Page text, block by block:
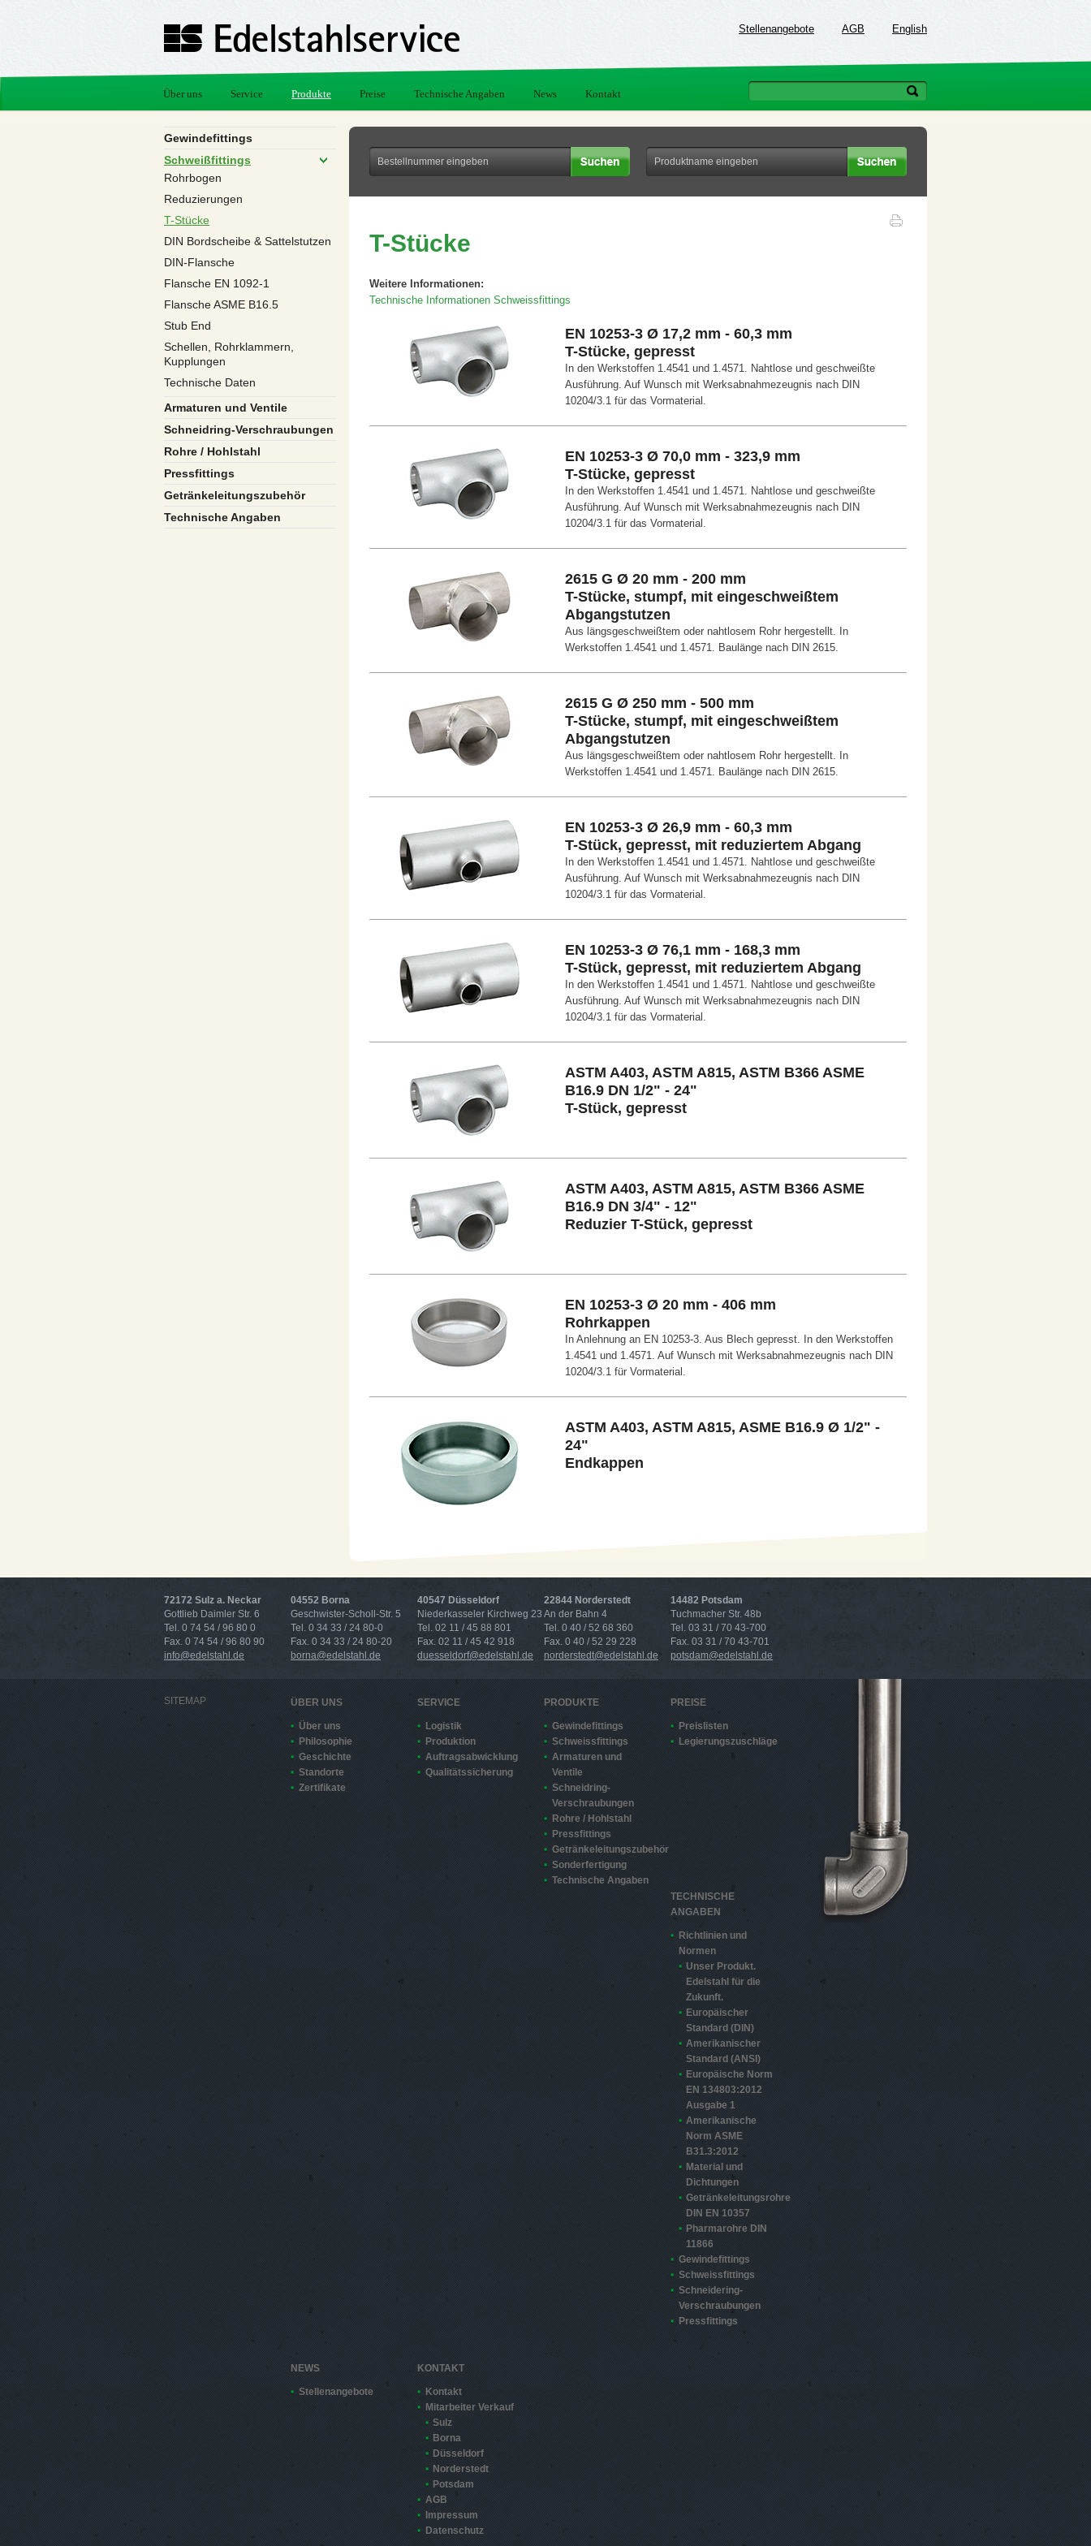
Über uns Service Produkte Preise Technische Angaben News Kontakt
Stellenangebote AGB English
Gewindefittings
Schweißfittings
Rohrbogen
Reduzierungen
T-Stücke
DIN Bordscheibe & Sattelstutzen
DIN-Flansche
Flansche EN 1092-1
Flansche ASME B16.5
Stub End
Schellen, Rohrklammern,
Kupplungen
Technische Daten
Armaturen und Ventile
Schneidring-Verschraubungen
Rohre / Hohlstahl
Pressfittings
Getränkeleitungszubehör
Technische Angaben
T-Stücke
Weitere Informationen:
Technische Informationen Schweissfittings
EN 10253-3 Ø 17,2 mm - 60,3 mm
T-Stücke, gepresst
In den Werkstoffen 1.4541 und 1.4571. Nahtlose und geschweißte
Ausführung. Auf Wunsch mit Werksabnahmezeugnis nach DIN
10204/3.1 für das Vormaterial.
EN 10253-3 Ø 70,0 mm - 323,9 mm
T-Stücke, gepresst
In den Werkstoffen 1.4541 und 1.4571. Nahtlose und geschweißte
Ausführung. Auf Wunsch mit Werksabnahmezeugnis nach DIN
10204/3.1 für das Vormaterial.
2615 G Ø 20 mm - 200 mm
T-Stücke, stumpf, mit eingeschweißtem
Abgangstutzen
Aus längsgeschweißtem oder nahtlosem Rohr hergestellt. In
Werkstoffen 1.4541 und 1.4571. Baulänge nach DIN 2615.
2615 G Ø 250 mm - 500 mm
T-Stücke, stumpf, mit eingeschweißtem
Abgangstutzen
Aus längsgeschweißtem oder nahtlosem Rohr hergestellt. In
Werkstoffen 1.4541 und 1.4571. Baulänge nach DIN 2615.
EN 10253-3 Ø 26,9 mm - 60,3 mm
T-Stück, gepresst, mit reduziertem Abgang
In den Werkstoffen 1.4541 und 1.4571. Nahtlose und geschweißte
Ausführung. Auf Wunsch mit Werksabnahmezeugnis nach DIN
10204/3.1 für das Vormaterial.
EN 10253-3 Ø 76,1 mm - 168,3 mm
T-Stück, gepresst, mit reduziertem Abgang
In den Werkstoffen 1.4541 und 1.4571. Nahtlose und geschweißte
Ausführung. Auf Wunsch mit Werksabnahmezeugnis nach DIN
10204/3.1 für das Vormaterial.
ASTM A403, ASTM A815, ASTM B366 ASME
B16.9 DN 1/2" - 24"
T-Stück, gepresst
ASTM A403, ASTM A815, ASTM B366 ASME
B16.9 DN 3/4" - 12"
Reduzier T-Stück, gepresst
EN 10253-3 Ø 20 mm - 406 mm
Rohrkappen
In Anlehnung an EN 10253-3. Aus Blech gepresst. In den Werkstoffen
1.4541 und 1.4571. Auf Wunsch mit Werksabnahmezeugnis nach DIN
10204/3.1 für Vormaterial.
ASTM A403, ASTM A815, ASME B16.9 Ø 1/2" -
24"
Endkappen
72172 Sulz a. Neckar
Gottlieb Daimler Str. 6
Tel. 0 74 54 / 96 80 0
Fax. 0 74 54 / 96 80 90
info@edelstahl.de
04552 Borna
Geschwister-Scholl-Str. 5
Tel. 0 34 33 / 24 80-0
Fax. 0 34 33 / 24 80-20
borna@edelstahl.de
40547 Düsseldorf
Niederkasseler Kirchweg 23
Tel. 02 11 / 45 88 801
Fax. 02 11 / 45 42 918
duesseldorf@edelstahl.de
22844 Norderstedt
An der Bahn 4
Tel. 0 40 / 52 68 360
Fax. 0 40 / 52 29 228
norderstedt@edelstahl.de
14482 Potsdam
Tuchmacher Str. 48b
Tel. 03 31 / 70 43-700
Fax. 03 31 / 70 43-701
potsdam@edelstahl.de
SITEMAP ÜBER UNS
Über uns
Philosophie
Geschichte
Standorte
Zertifikate
SERVICE
Logistik
Produktion
Auftragsabwicklung
Qualitätssicherung
PRODUKTE
Gewindefittings
Schweissfittings
Armaturen und
Ventile
Schneidring-
Verschraubungen
Rohre / Hohlstahl
Pressfittings
Getränkeleitungszubehör
Sonderfertigung
Technische Angaben
PREISE
Preislisten
Legierungszuschläge
TECHNISCHE
ANGABEN
Richtlinien und
Normen
Unser Produkt.
Edelstahl für die
Zukunft.
Europäischer
Standard (DIN)
Amerikanischer
Standard (ANSI)
Europäische Norm
EN 13480­3:2012
Ausgabe 1
Amerikanische
Norm ASME
B31.3:2012
Material und
Dichtungen
Getränkeleitungsrohre
DIN EN 10357
Pharmarohre DIN
11866
Gewindefittings
Schweissfittings
Schneidering-
Verschraubungen
Pressfittings
NEWS
Stellenangebote
KONTAKT
Kontakt
Mitarbeiter Verkauf
Sulz
Borna
Düsseldorf
Norderstedt
Potsdam
AGB
Impressum
Datenschutz